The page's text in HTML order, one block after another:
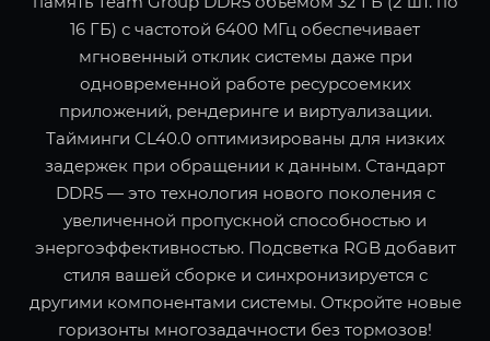
16 ГБ) с частотой 6400 МГц обеспечивает
мгновенный отклик системы даже при
одновременной работе ресурсоемких
приложений, рендеринге и виртуализации.
Тайминги CL40.0 оптимизированы для низких
задержек при обращении к данным. Стандарт
DDR5 — это технология нового поколения с
увеличенной пропускной способностью и
энергоэффективностью. Подсветка RGB добавит
стиля вашей сборке и синхронизируется с
другими компонентами системы. Откройте новые
горизонты многозадачности без тормозов!